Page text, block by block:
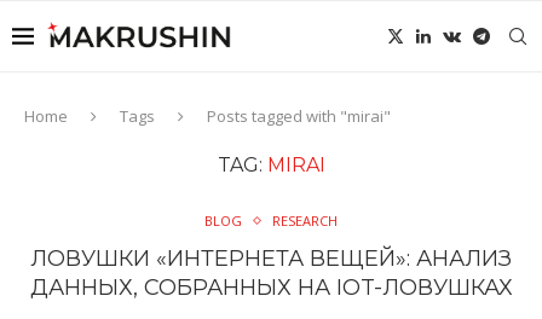
Home Tags Posts tagged with "mirai"
TAG: MIRAI
BLOG RESEARCH
ЛОВУШКИ «ИНТЕРНЕТА ВЕЩЕЙ»: АНАЛИЗ
ДАННЫХ, СОБРАННЫХ НА IOT-ЛОВУШКАХ